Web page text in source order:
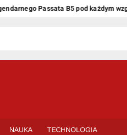
Passata B5 pod każdym względem
NAUKA TECHNOLOGIA